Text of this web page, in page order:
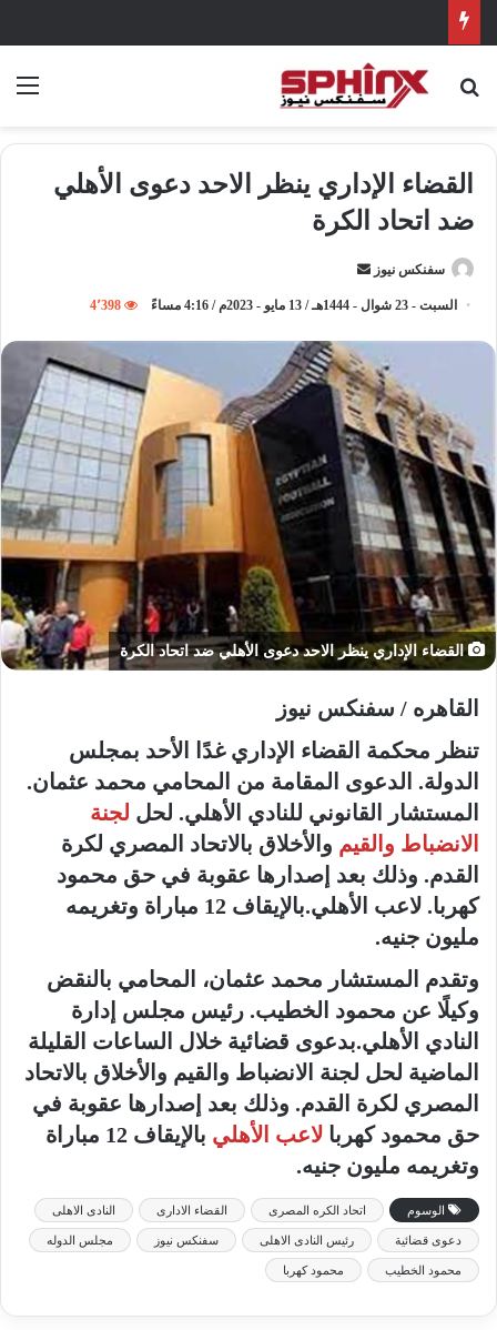
بحث عن
القضاء الإداري ينظر الاحد دعوى الأهلي
ضد اتحاد الكرة
سفنكس نيوز
ل
ب
ر
ي
د
إ
ك
و
ن
ي
السبت - 23 شوال - 1444هـ / 13 مايو - 2023م / 4:16 مساءً 4٬398
القضاء الإداري ينظر الاحد دعوى الأهلي ضد اتحاد الكرة
القاهره / سفنكس نيوز
تنظر محكمة القضاء الإداري غدًا الأحد بمجلس
الدولة. الدعوى المقامة من المحامي محمد عثمان.
المستشار القانوني للنادي الأهلي. لحل لجنة
الانضباط والقيم والأخلاق بالاتحاد المصري لكرة
القدم. وذلك بعد إصدارها عقوبة في حق محمود
كهربا. لاعب الأهلي.بالإيقاف 12 مباراة وتغريمه
مليون جنيه.
وتقدم المستشار محمد عثمان، المحامي بالنقض
وكيلًا عن محمود الخطيب. رئيس مجلس إدارة
النادي الأهلي.بدعوى قضائية خلال الساعات القليلة
الماضية لحل لجنة الانضباط والقيم والأخلاق بالاتحاد
المصري لكرة القدم. وذلك بعد إصدارها عقوبة في
حق محمود كهربا لاعب الأهلي
بالإيقاف 12 مباراة
وتغريمه مليون جنيه.
الوسوم اتحاد الكره المصرى القضاء الادارى النادى الاهلى
دعوى قضائية رئيس النادى الاهلى سفنكس نيوز مجلس الدوله
محمود الخطيب محمود كهربا